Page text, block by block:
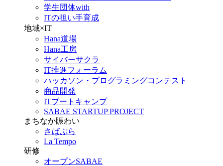
学生団体with
ITの担い手育成
地域×IT
Hana道場
Hana工房
サイバーサクラ
IT推進フォーラム
ハッカソン・プログラミングコンテスト
商品開発
ITブートキャンプ
SABAE STARTUP PROJECT
まちなか賑わい
さばぷら
La Tempo
研修
オープンSABAE